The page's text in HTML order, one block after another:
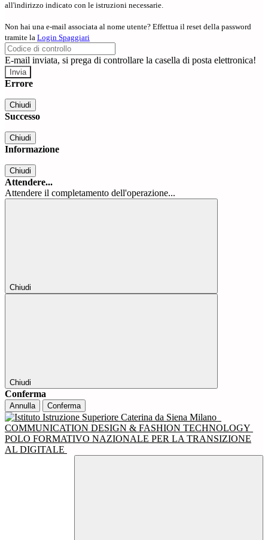
all'indirizzo indicato con le istruzioni necessarie.
Non hai una e-mail associata al nome utente? Effettua il reset della password
tramite la Login Spaggiari
E-mail inviata, si prega di controllare la casella di posta elettronica!
Errore
Chiudi
Successo
Chiudi
Informazione
Chiudi
Attendere...
Attendere il completamento dell'operazione...
Chiudi
Chiudi
Conferma
Annulla Conferma
COMMUNICATION DESIGN & FASHION TECHNOLOGY
POLO FORMATIVO NAZIONALE PER LA TRANSIZIONE
AL DIGITALE